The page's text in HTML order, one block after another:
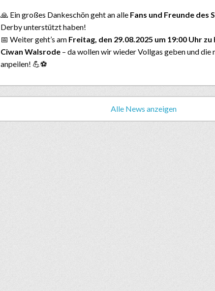
🙏 Ein großes Dankeschön geht an alle Fans und Freunde des
Derby unterstützt haben!
📅 Weiter geht’s am Freitag, den 29.08.2025 um 19:00 Uhr zu
Ciwan Walsrode – da wollen wir wieder Vollgas geben und die
anpeilen! 💪⚽
Alle News anzeigen